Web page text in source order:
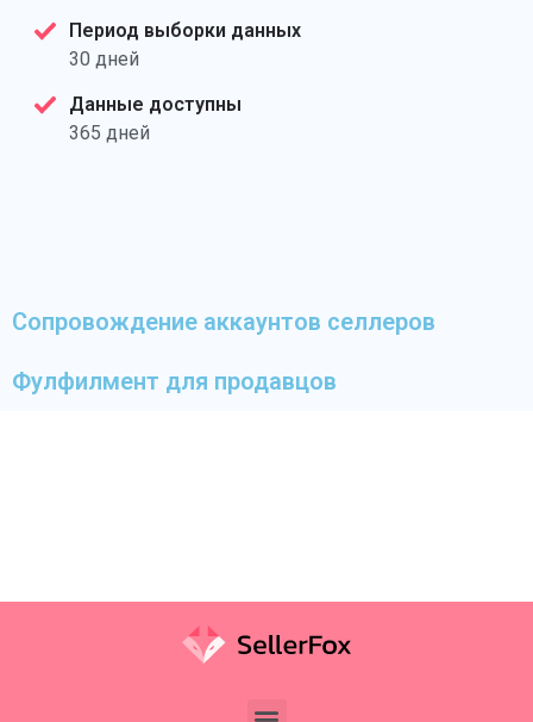
Период выборки данных
30 дней
Данные доступны
365 дней
Сопровождение аккаунтов селлеров
Фулфилмент для продавцов